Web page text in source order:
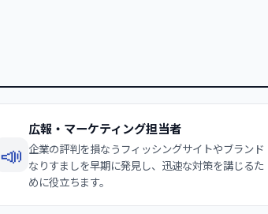
📣
広報・マーケティング担当者
企業の評判を損なうフィッシングサイトやブランド
なりすましを早期に発見し、迅速な対策を講じるた
めに役立ちます。